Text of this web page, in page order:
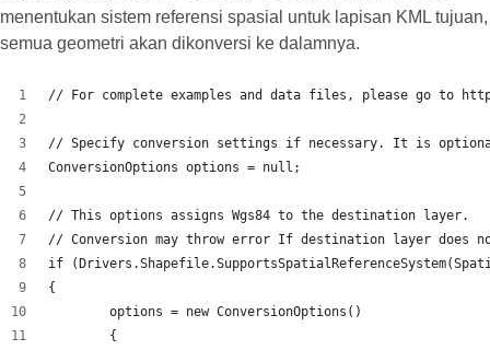
menentukan sistem referensi spasial untuk lapisan KML tujuan,
semua geometri akan dikonversi ke dalamnya.
// For complete examples and data files, please go to
// Specify conversion settings if necessary. It is
ConversionOptions options = null;
// This options assigns Wgs84 to the destination layer.
// Conversion may throw error If destination layer does
if
{
	options = new ConversionOptions()
	{